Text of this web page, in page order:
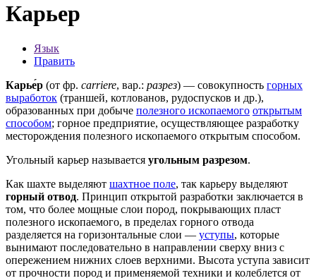
Карьер
Язык
Править
Карье́р (от фр. carriere, вар.: разрез) — совокупность горных
выработок (траншей, котлованов, рудоспусков и др.),
образованных при добыче полезного ископаемого открытым
способом; горное предприятие, осуществляющее разработку
месторождения полезного ископаемого открытым способом.
Угольный карьер называется угольным разрезом.
Как шахте выделяют шахтное поле, так карьеру выделяют
горный отвод. Принцип открытой разработки заключается в
том, что более мощные слои пород, покрывающих пласт
полезного ископаемого, в пределах горного отвода
разделяется на горизонтальные слои — уступы, которые
вынимают последовательно в направлении сверху вниз с
опережением нижних слоев верхними. Высота уступа зависит
от прочности пород и применяемой техники и колеблется от